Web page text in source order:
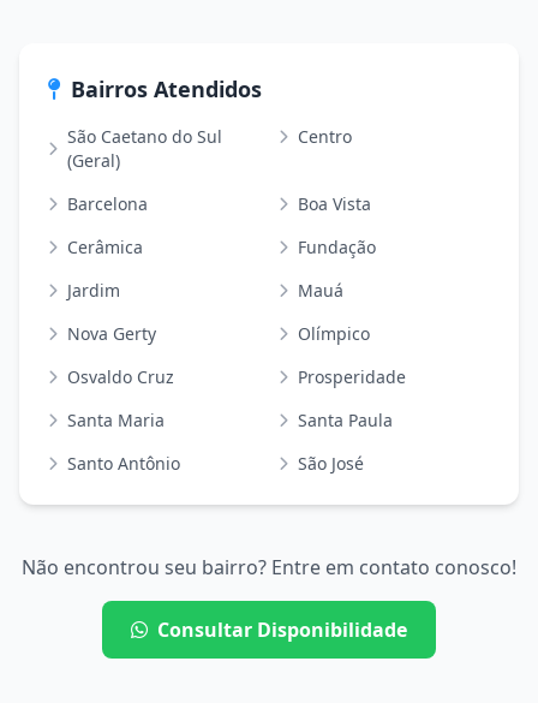
Bairros Atendidos
São Caetano do Sul
(Geral)
Centro
Barcelona
Boa Vista
Cerâmica
Fundação
Jardim
Mauá
Nova Gerty
Olímpico
Osvaldo Cruz
Prosperidade
Santa Maria
Santa Paula
Santo Antônio
São José
Não encontrou seu bairro? Entre em contato conosco!
Consultar Disponibilidade